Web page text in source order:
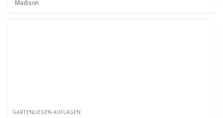
Madison
GARTENLIEGEN AUFLAGEN